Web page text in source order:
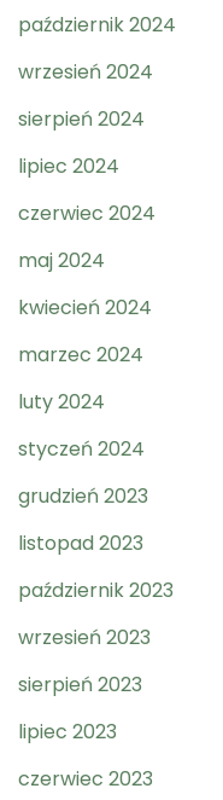
październik 2024
wrzesień 2024
sierpień 2024
lipiec 2024
czerwiec 2024
maj 2024
kwiecień 2024
marzec 2024
luty 2024
styczeń 2024
grudzień 2023
listopad 2023
październik 2023
wrzesień 2023
sierpień 2023
lipiec 2023
czerwiec 2023